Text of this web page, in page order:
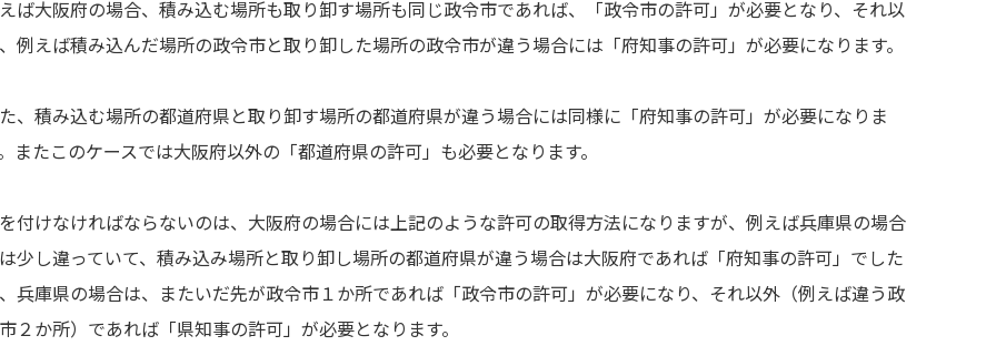
ば大阪府の場合、積み込む場所も取り卸す場所も同じ政令市であれば、「政令市の許可」が必要となり、それ以
例えば積み込んだ場所の政令市と取り卸した場所の政令市が違う場合には「府知事の許可」が必要になります。
、積み込む場所の都道府県と取り卸す場所の都道府県が違う場合には同様に「府知事の許可」が必要になりま
またこのケースでは大阪府以外の「都道府県の許可」も必要となります。
付けなければならないのは、大阪府の場合には上記のような許可の取得方法になりますが、例えば兵庫県の場合
少し違っていて、積み込み場所と取り卸し場所の都道府県が違う場合は大阪府であれば「府知事の許可」でした
兵庫県の場合は、またいだ先が政令市１か所であれば「政令市の許可」が必要になり、それ以外（例えば違う政
２か所）であれば「県知事の許可」が必要となります。